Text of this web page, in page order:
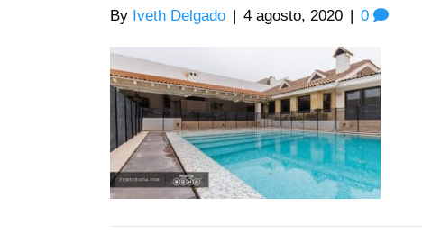
By Iveth Delgado | 4 agosto, 2020 | 0